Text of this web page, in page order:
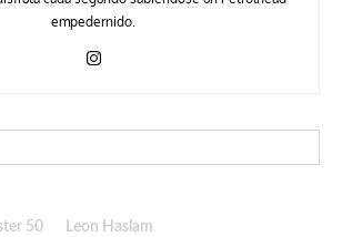
empedernido.
50
Leon Haslam